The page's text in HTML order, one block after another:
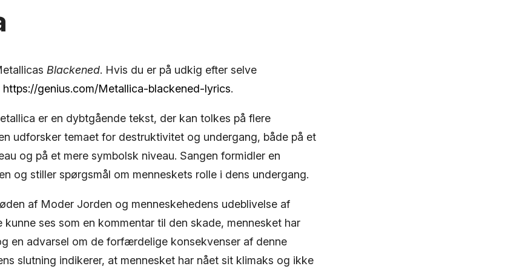
Blackened. Hvis du er på udkig efter selve
https://genius.com/Metallica-blackened-lyrics.
er en dybtgående tekst, der kan tolkes på flere
udforsker temaet for destruktivitet og undergang, både på et
og på et mere symbolsk niveau. Sangen formidler en
og stiller spørgsmål om menneskets rolle i dens undergang.
af Moder Jorden og menneskehedens udeblivelse af
ses som en kommentar til den skade, mennesket har
en advarsel om de forfærdelige konsekvenser af denne
slutning indikerer, at mennesket har nået sit klimaks og ikke